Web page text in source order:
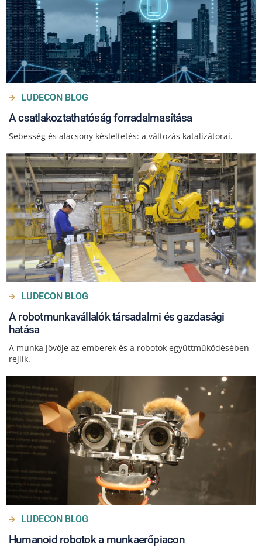
LUDECON BLOG
A csatlakoztathatóság forradalmasítása
Sebesség és alacsony késleltetés: a változás katalizátorai.
LUDECON BLOG
A robotmunkavállalók társadalmi és gazdasági
hatása
A munka jövője az emberek és a robotok együttműködésében
rejlik.
LUDECON BLOG
Humanoid robotok a munkaerőpiacon